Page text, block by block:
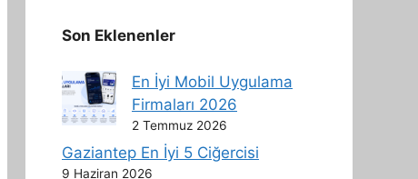
Son Eklenenler
En İyi Mobil Uygulama
Firmaları 2026
2 Temmuz 2026
Gaziantep En İyi 5 Ciğercisi
9 Haziran 2026